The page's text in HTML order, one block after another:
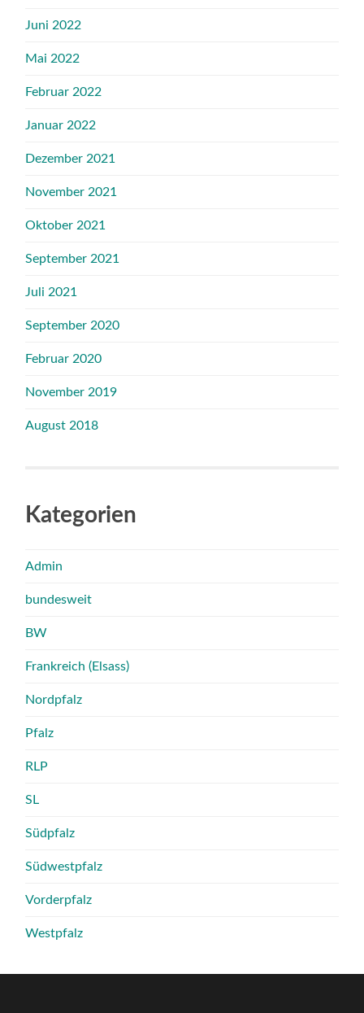
Juni 2022
Mai 2022
Februar 2022
Januar 2022
Dezember 2021
November 2021
Oktober 2021
September 2021
Juli 2021
September 2020
Februar 2020
November 2019
August 2018
Kategorien
Admin
bundesweit
BW
Frankreich (Elsass)
Nordpfalz
Pfalz
RLP
SL
Südpfalz
Südwestpfalz
Vorderpfalz
Westpfalz